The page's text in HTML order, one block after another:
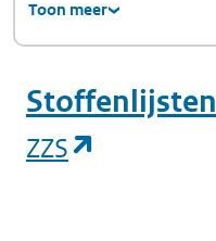
Toon meer
Stoffenlijsten
ZZS